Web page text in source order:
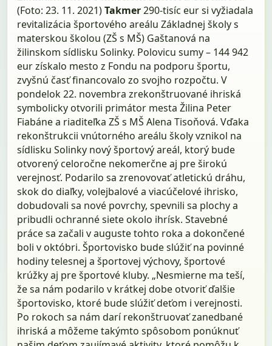
(Foto: 23. 11. 2021)Takmer290-tisíc eur si vyžiadala
revitalizácia športového areálu Základnej školy s
materskou školou (ZŠ s MŠ) Gaštanová na
žilinskom sídlisku Solinky. Polovicu sumy – 144 942
eur získalo mesto z Fondu na podporu športu,
zvyšnú časť financovalo zo svojho rozpočtu. V
pondelok 22. novembra zrekonštruované ihriská
symbolicky otvorili primátor mesta Žilina Peter
Fiabáne a riaditeľka ZŠ s MŠ Alena Tisoňová. Vďaka
rekonštrukcii vnútorného areálu školy vznikol na
sídlisku Solinky nový športový areál, ktorý bude
otvorený celoročne nekomerčne aj pre širokú
verejnosť. Podarilo sa zrenovovať atletickú dráhu,
skok do diaľky, volejbalové a viacúčelové ihrisko,
dobudovali sa nové povrchy, spevnili sa plochy a
pribudli ochranné siete okolo ihrísk. Stavebné
práce sa začali v auguste tohto roka a dokončené
boli v októbri. Športovisko bude slúžiť na povinné
hodiny telesnej a športovej výchovy, športové
krúžky aj pre športové kluby. „Nesmierne ma teší,
že sa nám podarilo v krátkej dobe otvoriť ďalšie
športovisko, ktoré bude slúžiť deťom i verejnosti.
Po rokoch sa nám darí rekonštruovať zanedbané
ihriská a môžeme takýmto spôsobom ponúknuť